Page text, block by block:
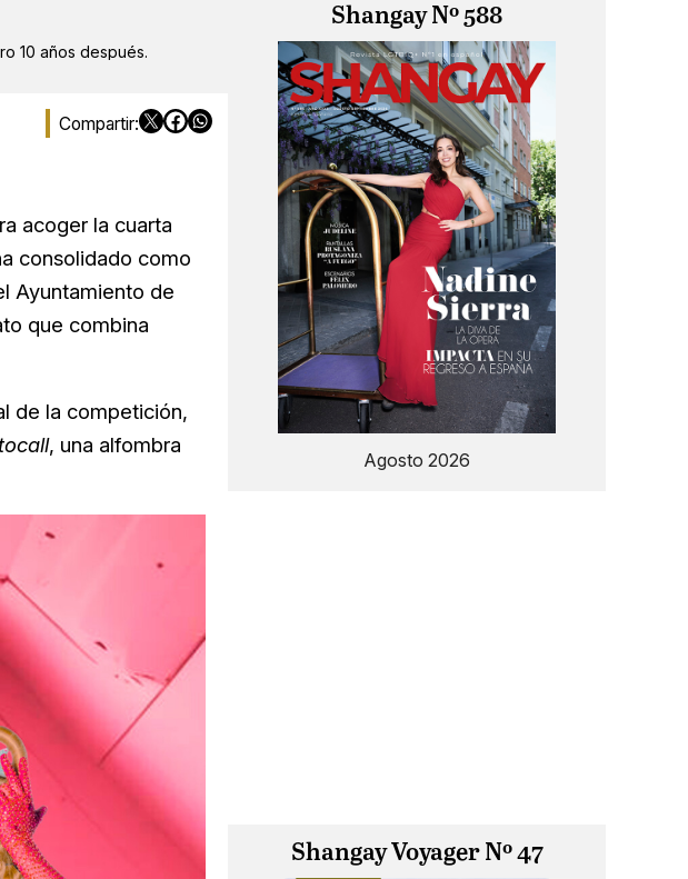
10 años después.
acoger la cuarta
consolidado como
Ayuntamiento de
que combina
de la competición,
, una alfombra
Shangay Nº 588
Agosto 2026
Shangay Voyager Nº 47